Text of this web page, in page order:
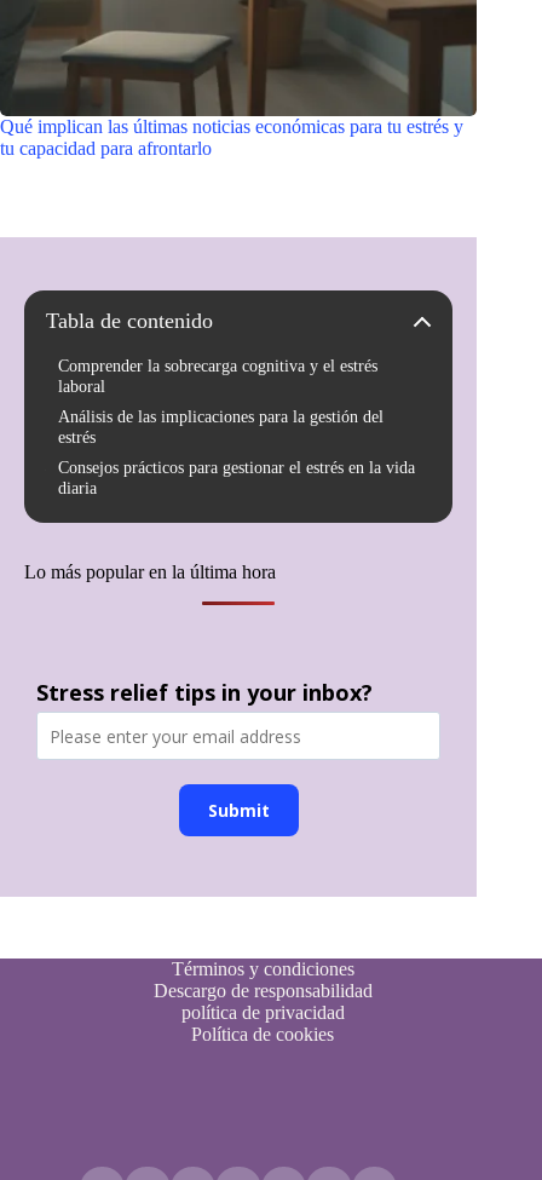
Qué implican las últimas noticias económicas para tu estrés y
tu capacidad para afrontarlo
Tabla de contenido
Comprender la sobrecarga cognitiva y el estrés
laboral
Análisis de las implicaciones para la gestión del
estrés
Consejos prácticos para gestionar el estrés en la vida
diaria
Lo más popular en la última hora
Stress relief tips in your inbox?
Submit
Términos y condiciones
Descargo de responsabilidad
política de privacidad
Política de cookies